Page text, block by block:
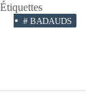
Étiquettes
# BADAUDS